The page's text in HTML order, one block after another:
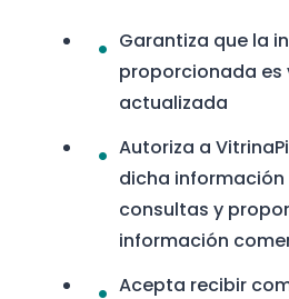
Garantiza que la
proporcionada es
actualizada
Autoriza a
dicha
consultas y
información
Acepta recibir